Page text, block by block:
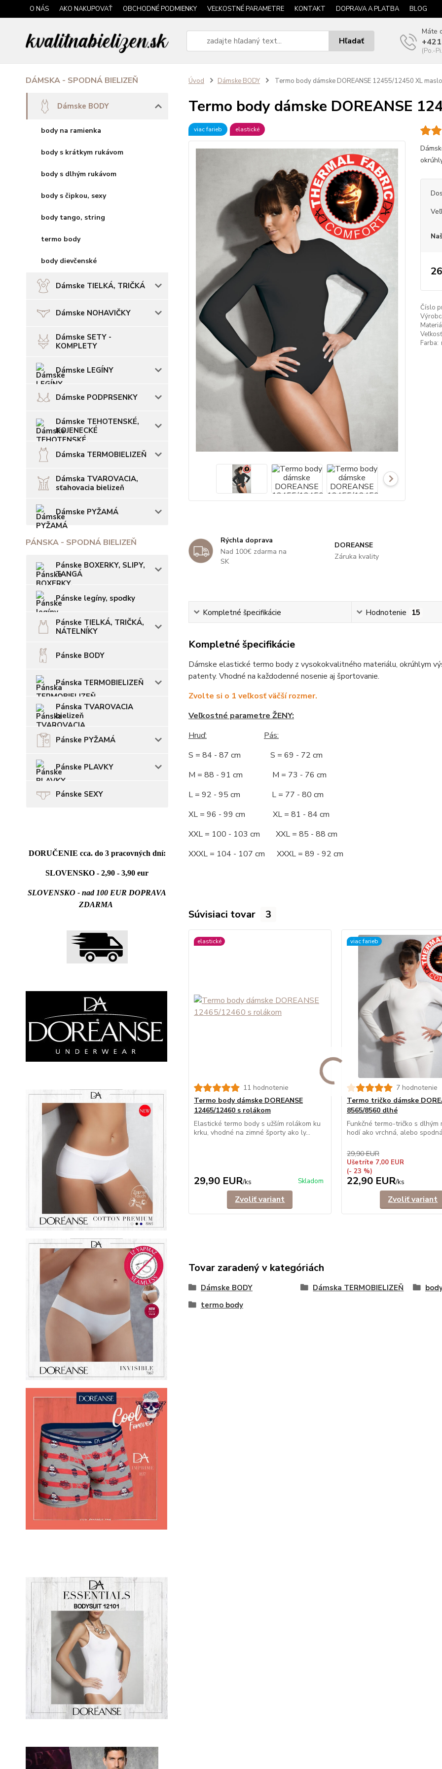
O NÁS AKO NAKUPOVAŤ OBCHODNÉ PODMIENKY VEĽKOSTNÉ PARAMETRE KONTAKT DOPRAVA A PLATBA BLOG
Hľadať
Máte
(Po.-
DÁMSKA - SPODNÁ BIELIZEŇ
Dámske BODY
body na ramienka
body s krátkym rukávom
body s dlhým rukávom
body s čipkou, sexy
body tango, string
termo body
body dievčenské
Dámske TIELKÁ, TRIČKÁ
Dámske NOHAVIČKY
Dámske SETY -
KOMPLETY
Dámske LEGÍNY
Dámske PODPRSENKY
Dámske TEHOTENSKÉ,
KOJENECKÉ
Dámska TERMOBIELIZEŇ
Dámska TVAROVACIA,
sťahovacia bielizeň
Dámske PYŽAMÁ
PÁNSKA - SPODNÁ BIELIZEŇ
Pánske BOXERKY, SLIPY,
TANGÁ
Pánske legíny, spodky
Pánske TIELKÁ, TRIČKÁ,
NÁTELNÍKY
Pánske BODY
Pánska TERMOBIELIZEŇ
Pánska TVAROVACIA
bielizeň
Pánske PYŽAMÁ
Pánske PLAVKY
Pánske SEXY
DORUČENIE cca. do 3 pracovných dní:
SLOVENSKO - 2,90 - 3,90 eur
SLOVENSKO - nad 100 EUR DOPRAVA
ZDARMA
Úvod Dámske BODY Termo body dámske DOREANSE 12455/12450 XL
Termo body dámske DOREANSE
viac farieb elastické
Číslo
Farba:
Rýchla doprava
Nad 100€ zdarma na
SK
DOREANSE
Záruka kvality
Kompletné špecifikácie Hodnotenie 15
Kompletné špecifikácie
Dámske elastické termo body z vysokokvalitného materiálu, okrúhlym
patenty. Vhodné na každodenné nosenie aj športovanie.
Zvolte si o 1 veľkosť väčší rozmer.
Veľkostné parametre ŽENY:
Hruď:
Pás:
S = 84 - 87 cm S = 69 - 72 cm
M = 88 - 91 cm M = 73 - 76 cm
L = 92 - 95 cm L = 77 - 80 cm
XL = 96 - 99 cm XL = 81 - 84 cm
XXL = 100 - 103 cm XXL = 85 - 88 cm
XXXL = 104 - 107 cm XXXL = 89 - 92 cm
Súvisiaci tovar 3
elastické
11 hodnotenie
Termo body dámske DOREANSE
12465/12460 s rolákom
Elastické termo body s užším rolákom ku
krku, vhodné na zimné športy ako ly...
29,90 EUR/ks Skladom
Zvoliť variant
viac farieb
7 hodnotenie
Termo tričko dámske
8565/8560 dlhé
Funkčné termo-tričko s dlhým
hodí ako vrchná, alebo
29,90 EUR
Ušetríte 7,00 EUR
(- 23 %)
22,90 EUR/ks
Zvoliť variant
Tovar zaradený v kategóriách
Dámske BODY Dámska TERMOBIELIZEŇ
termo body